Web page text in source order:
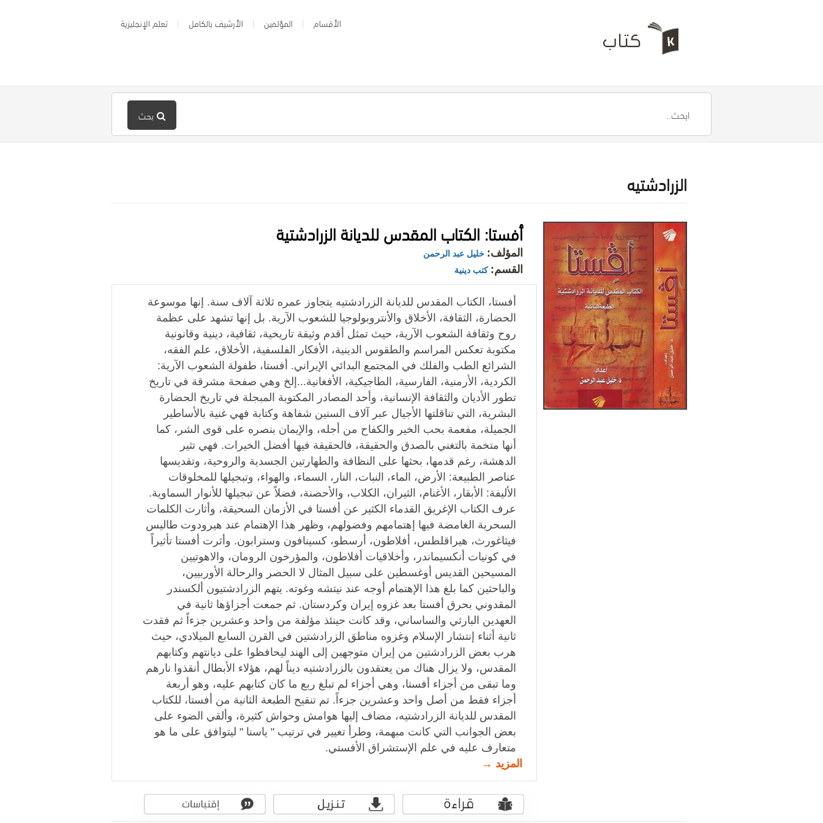
الأقسام المؤلفين الأرشيف بالكامل تعلم الإنجليزية
بحث
الزرادشتيه
أفستا: الكتاب المقدس للديانة الزرادشتية
المؤلف: خليل عبد الرحمن
القسم: كتب دينية
أفستا، الكتاب المقدس للديانة الزرادشتيه يتجاوز عمره ثلاثة آلاف سنة. إنها موسوعة
الحضارة، الثقافة، الأخلاق والأنتروبولوجيا للشعوب الآرية. بل إنها تشهد على عظمة
روح وثقافة الشعوب الآرية، حيث تمثل أقدم وثيقة تاريخية، ثقافية، دينية وقانونية
مكتوبة تعكس المراسم والطقوس الدينية، الأفكار الفلسفية، الأخلاق، علم الفقه،
الشرائع الطب والفلك في المجتمع البدائي الإيراني. أفستا، طفولة الشعوب الآرية:
الكردية، الأرمنية، الفارسية، الطاجيكية، الأفغانية...إلخ وهي صفحة مشرقة في تاريخ
تطور الأديان والثقافة الإنسانية، وأحد المصادر المكتوبة المبجلة في تاريخ الحضارة
البشرية، التي تناقلتها الأجيال عبر آلاف السنين شفاهة وكتابة فهي غنية بالأساطير
الجميلة، مفعمة بحب الخير والكفاح من أجله، والإيمان بنصره على قوى الشر، كما
أنها متخمة بالتغني بالصدق والحقيقة، فالحقيقة فيها أفضل الخيرات. فهي تثير
الدهشة، رغم قدمها، بحثها على النظافة والطهارتين الجسدية والروحية، وتقديسها
عناصر الطبيعة: الأرض، الماء، النبات، النار، السماء، والهواء، وتبجيلها للمخلوقات
الأليفة: الأبقار، الأغنام، الثيران، الكلاب، والأحصنة، فضلاً عن تبجيلها للأنوار السماوية.
عرف الكتاب الإغريق القدماء الكثير عن أفستا في الأزمان السحيقة، وأثارت الكلمات
السحرية الغامضة فيها إهتمامهم وفضولهم، وظهر هذا الإهتمام عند هيرودوت طاليس
فيثاغورث، هيراقلطس، أفلاطون، أرسطو، كسينافون وسترابون. وأثرت أفستا تأثيراً
في كونيات أنكسيماندر، وأخلاقيات أفلاطون، والمؤرخون الرومان، والاهوتيين
المسيحين القديس أوغسطين على سبيل المثال لا الحصر والرحالة الأوربيين،
والباحثين كما بلغ هذا الإهتمام أوجه عند نيتشه وغوته. يتهم الزرادشتيون ألكسندر
المقدوني بحرق أفستا بعد غزوه إيران وكردستان. ثم جمعت أجزاؤها ثانية في
العهدين البارثي والساساني، وقد كانت حينئذ مؤلفة من واحد وعشرين جزءاً ثم فقدت
ثانية أثناء إنتشار الإسلام وغزوه مناطق الزرادشتين في القرن السابع الميلادي، حيث
هرب بعض الزرادشتين من إيران متوجهين إلى الهند ليحافظوا على ديانتهم وكتابهم
المقدس، ولا يزال هناك من يعتقدون بالزرادشتيه ديناً لهم، هؤلاء الأبطال أنقذوا نارهم
وما تبقى من أجزاء أفستا، وهي أجزاء لم تبلغ ربع ما كان كتابهم عليه، وهو أربعة
أجزاء فقط من أصل واحد وعشرين جزءاً. تم تنقيح الطبعة الثانية من أفستا، للكتاب
المقدس للديانة الزرادشتيه، مضاف إليها هوامش وحواش كثيرة، وألقي الضوء على
بعض الجوانب التي كانت مبهمة، وطرأ تغيير في ترتيب " ياسنا " ليتوافق على ما هو
متعارف عليه في علم الإستشراق الأفستي.
المزيد →